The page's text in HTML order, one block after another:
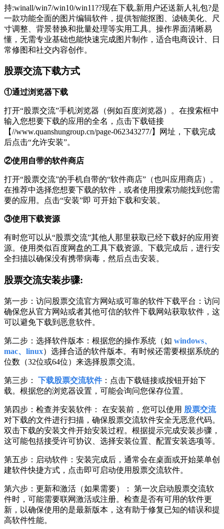
持:winall/win7/win10/win11??现在下载,新用户还送新人礼包?是
一款功能全面的图片编辑软件，提供智能抠图、滤镜美化、尺
寸调整、背景替换和批量处理等实用工具。操作界面清晰易
懂，无需专业基础也能快速完成图片制作，适合电商设计、日
常修图和社交内容创作。
股票交流下载方式
①通过浏览器下载
打开“股票交流”手机浏览器（例如百度浏览器）。在搜索框中
输入您想要下载的应用的全名，点击下载链接
【//www.quanshungroup.cn/page-062343277/】网址，下载完成
后点击“允许安装”。
②使用自带的软件商店
打开“股票交流”的手机自带的“软件商店”（也叫应用商店）。
在推荐中选择您想要下载的软件，或者使用搜索功能找到您需
要的应用。点击“安装”即 可开始下载和安装。
③使用下载资源
有时您可以从“股票交流”其他人那里获取已经下载好的应用资
源。使用类似百度网盘的工具下载资源。下载完成后，进行安
全扫描以确保没有携带病毒，然后点击安装。
股票交流安装步骤:
第一步：访问股票交流官方网站或可靠的软件下载平台：访问
确保您从官方网站或者其他可信的软件下载网站获取软件，这
可以避免下载到恶意软件。
第二步：选择软件版本：根据您的操作系统（如 windows、
mac、linux）选择合适的软件版本。有时候还需要根据系统的
位数（32位或64位）来选择股票交流。
第三步： 下载股票交流软件：点击下载链接或按钮开始下
载。根据您的浏览器设置，可能会询问您保存位置。
第四步：检查并安装软件： 在安装前，您可以使用 股票交流
对下载的文件进行扫描，确保股票交流软件安全无恶意代码。
双击下载的安装文件开始安装过程。根据提示完成安装步骤，
这可能包括接受许可协议、选择安装位置、配置安装选项等。
第五步：启动软件：安装完成后，通常会在桌面或开始菜单创
建软件快捷方式，点击即可启动使用股票交流软件。
第六步：更新和激活（如果需要）： 第一次启动股票交流软
件时，可能需要联网激活或注册。检查是否有可用的软件更
新，以确保使用的是最新版本，这有助于修复已知的错误和提
高软件性能。